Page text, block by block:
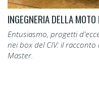
Entusiasmo, progetti
nei box del CIV: il
Master.